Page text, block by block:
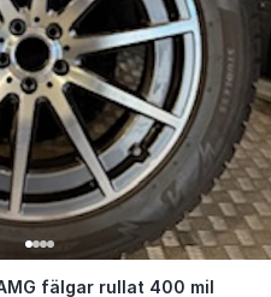
AMG fälgar rullat
fälgar rullat 400 mil